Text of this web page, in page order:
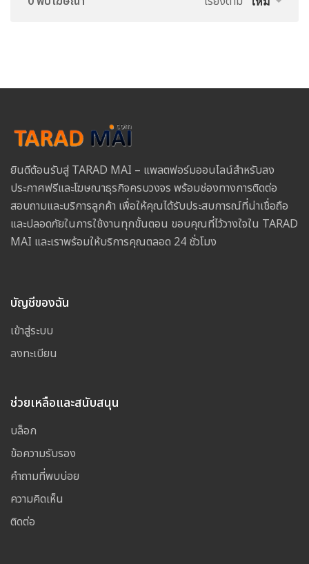
ยินดีต้อนรับสู่ TARAD MAI – แพลตฟอร์มออนไลน์สำหรับลง
ประกาศฟรีและโฆษณาธุรกิจครบวงจร พร้อมช่องทางการติดต่อ
สอบถามและบริการลูกค้า เพื่อให้คุณได้รับประสบการณ์ที่น่าเชื่อถือ
และปลอดภัยในการใช้งานทุกขั้นตอน ขอบคุณที่ไว้วางใจใน TARAD
MAI และเราพร้อมให้บริการคุณตลอด 24 ชั่วโมง
บัญชีของฉัน
เข้าสู่ระบบ
ลงทะเบียน
ช่วยเหลือและสนับสนุน
บล็อก
ข้อความรับรอง
คำถามที่พบบ่อย
ความคิดเห็น
ติดต่อ